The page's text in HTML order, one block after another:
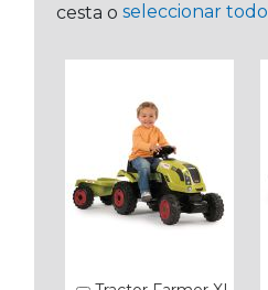
cesta o seleccionar todo